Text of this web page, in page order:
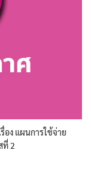
อง แผนการใช้จ่าย
ที่ 2